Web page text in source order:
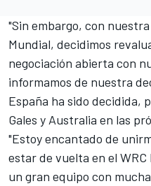
"Sin embargo, con nuestra
Mundial, decidimos
negociación abierta con
informamos de nuestra
España ha sido decidida,
Gales y Australia en las
"Estoy encantado de
estar de vuelta en el
un gran equipo con